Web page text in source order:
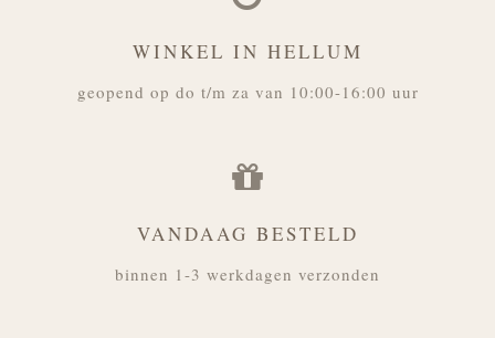
WINKEL IN HELLUM
geopend op do t/m za van 10:00-16:00 uur
VANDAAG BESTELD
binnen 1-3 werkdagen verzonden